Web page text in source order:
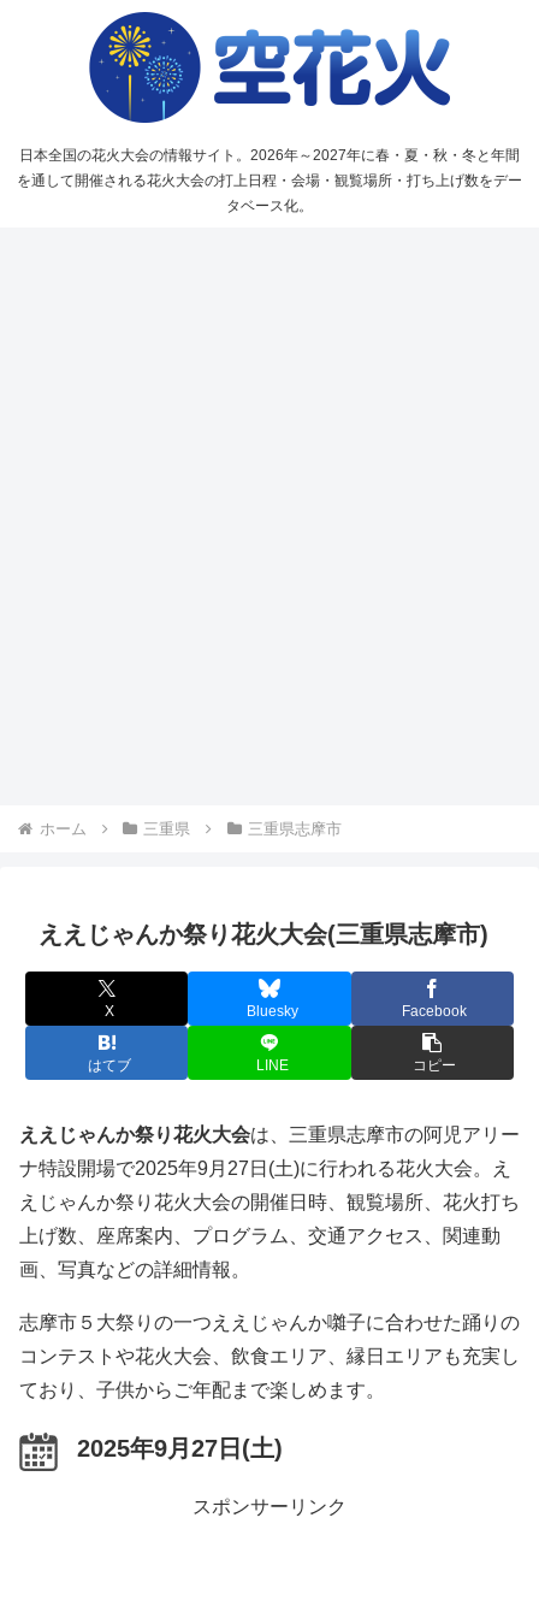
日本全国の花火大会の情報サイト。2026年～2027年に春・夏・秋・冬と年間
を通して開催される花火大会の打上日程・会場・観覧場所・打ち上げ数をデー
タベース化。
ホーム 三重県 三重県志摩市
ええじゃんか祭り花火大会(三重県志摩市)
X Bluesky Facebook
はてブ LINE コピー
ええじゃんか祭り花火大会は、三重県志摩市の阿児アリー
ナ特設開場で2025年9月27日(土)に行われる花火大会。え
えじゃんか祭り花火大会の開催日時、観覧場所、花火打ち
上げ数、座席案内、プログラム、交通アクセス、関連動
画、写真などの詳細情報。
志摩市５大祭りの一つええじゃんか囃子に合わせた踊りの
コンテストや花火大会、飲食エリア、縁日エリアも充実し
ており、子供からご年配まで楽しめます。
2025年9月27日(土)
スポンサーリンク